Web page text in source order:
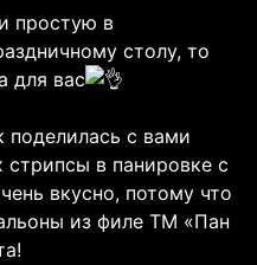
простую в
столу, то
для вас
с вами
в панировке с
вкусно, потому что
из филе ТМ «Пан